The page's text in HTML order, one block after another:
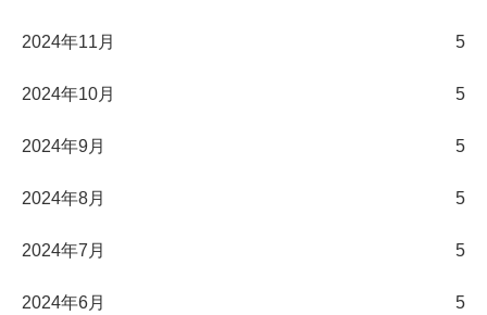
2024年11月 5
2024年10月 5
2024年9月 5
2024年8月 5
2024年7月 5
2024年6月 5